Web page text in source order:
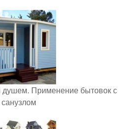
душем. Применение бытовок с
санузлом